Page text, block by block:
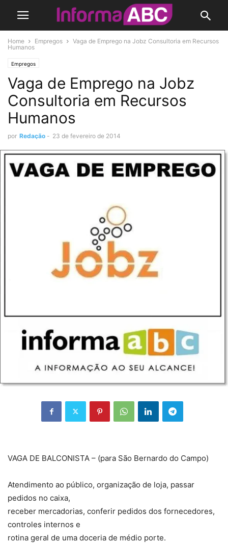
Home Empregos
Vaga de Emprego na Jobz Consultoria em Recursos
Humanos
Empregos
Vaga de Emprego na Jobz
Consultoria em Recursos
Humanos
por Redação - 23 de fevereiro de 2014
VAGA DE BALCONISTA – (para São Bernardo do Campo)
Atendimento ao público, organização de loja, passar
pedidos no caixa,
receber mercadorias, conferir pedidos dos fornecedores,
controles internos e
rotina geral de uma doceria de médio porte.